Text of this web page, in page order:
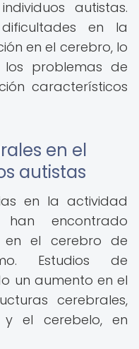
autistas.
en la
en el cerebro, lo
problemas de
característicos
en el
autistas
en la actividad
encontrado
en el cerebro de
Estudios de
un aumento en el
cerebrales,
el cerebelo, en